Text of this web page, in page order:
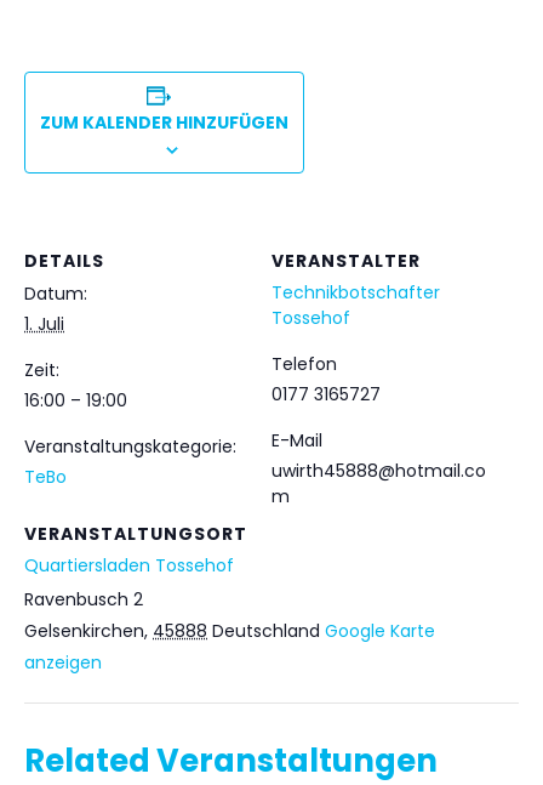
ZUM KALENDER HINZUFÜGEN
DETAILS
Datum:
1. Juli
Zeit:
16:00 – 19:00
Veranstaltungskategorie:
TeBo
VERANSTALTUNGSORT
Quartiersladen Tossehof
Ravenbusch 2
Gelsenkirchen, 45888 Deutschland Google Karte
anzeigen
VERANSTALTER
Technikbotschafter
Tossehof
Telefon
0177 3165727
E-Mail
uwirth45888@hotmail.co
m
Related Veranstaltungen